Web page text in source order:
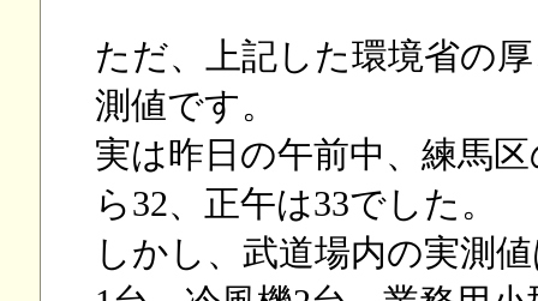
ただ、上記した環境省の
測値です。
実は昨日の午前中、練馬
ら32、正午は33でした。
しかし、武道場内の実測